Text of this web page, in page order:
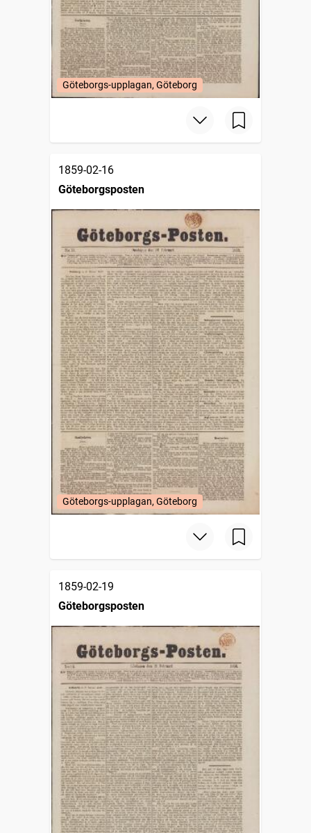
Göteborgs-upplagan, Göteborg
1859-02-16
Göteborgsposten
Göteborgs-upplagan, Göteborg
1859-02-19
Göteborgsposten